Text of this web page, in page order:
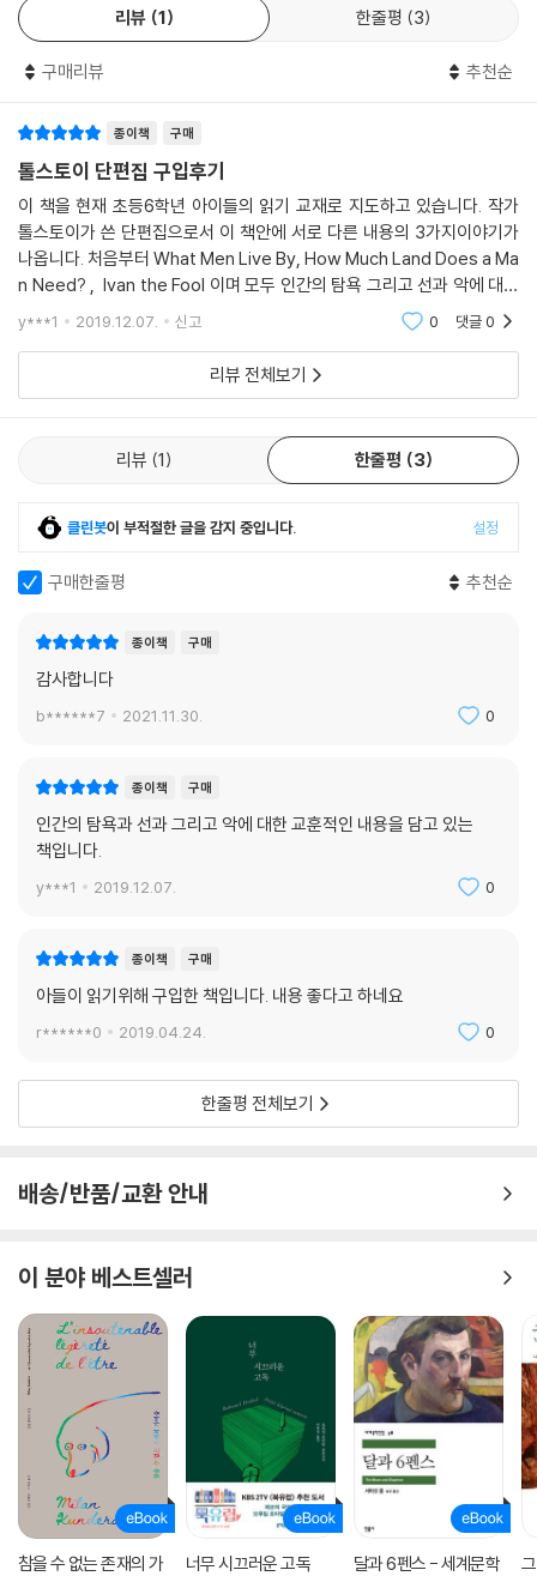
리뷰 1 한줄평 3
구매리뷰 추천순
종이책 구매
톨스토이 단편집 구입후기
이 책을 현재 초등6학년 아이들의 읽기 교재로 지도하고 있습니다. 작가
톨스토이가 쓴 단편집으로서 이 책안에 서로 다른 내용의 3가지이야기가
나옵니다. 처음부터 What Men Live By, How Much Land Does a Ma
n Need? , Ivan the Fool 이며 모두 인간의 탐욕 그리고 선과 악에 대한
교훈적인 내용을 담고 있습니다. 이 책에 나온 이야기 모두 이야기의 끝부
분이 감동적이며 한번쯤 우
y***1 2019.12.07. 신고 0 댓글0
리뷰 전체보기
리뷰 1 한줄평 3
클린봇이 부적절한 글을 감지 중입니다. 설정
구매한줄평 추천순
종이책 구매
감사합니다
b******7 2021.11.30. 0
종이책 구매
인간의 탐욕과 선과 그리고 악에 대한 교훈적인 내용을 담고 있는
책입니다.
y***1 2019.12.07. 0
종이책 구매
아들이 읽기위해 구입한 책입니다. 내용 좋다고 하네요
r******0 2019.04.24. 0
한줄평 전체보기
배송/반품/교환 안내
이 분야 베스트셀러
참을 수 없는 존재의 가
너무 시끄러운 고독
달과 6펜스 - 세계문학